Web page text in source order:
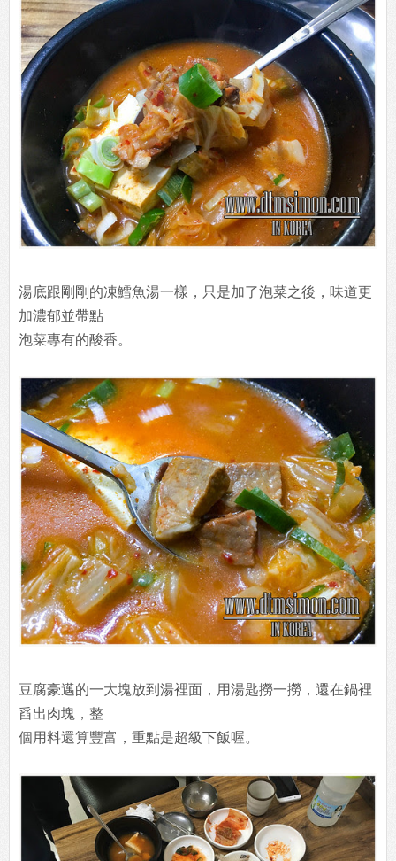
湯底跟剛剛的凍鱈魚湯一樣，只是加了泡菜之後，味道更
加濃郁並帶點
泡菜專有的酸香。
豆腐豪邁的一大塊放到湯裡面，用湯匙撈一撈，還在鍋裡
舀出肉塊，整
個用料還算豐富，重點是超級下飯喔。